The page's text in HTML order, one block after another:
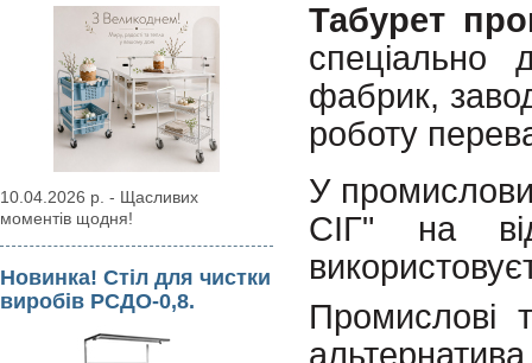
10.04.2026 р. - Щасливих
моментів щодня!
Новинка! Стіл для чистки
виробів РСДО-0,8.
Табурет
спеціально
фабрик,
роботу
У
СІГ" на
Промислові